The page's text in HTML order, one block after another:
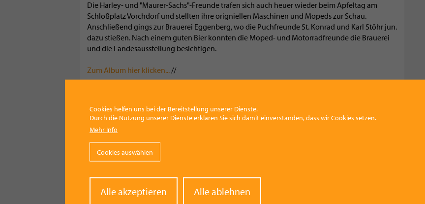
Die Harley- und "Maurer-Sachs"-Freunde trafen sich auch heuer wieder beim Apfeltag am
Schloßplatz Vorchdorf und stellten ihre origniellen Maschinen und Mopeds zur Schau.
Anschließend gings zur Brauerei Eggenberg, wo die Puchfreunde St. Konrad und Karl Stöhr jun.
dazu stießen. Nach einem guten Bier konnten die Moped- und Motorradfreunde die Brauerei
und die Landesausstellung besichtigen.
Zum Album hier klicken...//
FacebookPinterest
Cookies helfen uns bei der Bereitstellung unserer Dienste.
Durch die Nutzung unserer Dienste erklären Sie sich damit einverstanden, dass wir Cookies setzen.
Mehr Info
Cookies auswählen
Alle akzeptieren
Withdraw
Alle ablehnen